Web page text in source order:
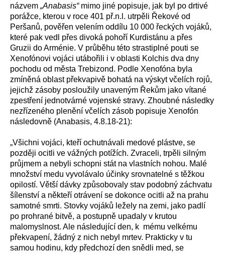
názvem „Anabasis“ mimo jiné popisuje, jak byl po drtivé
porážce, kterou v roce 401 př.n.l. utrpěli Řekové od
Peršanů, pověřen velením oddílu 10 000 řeckých vojáků,
které pak vedl přes divoká pohoří Kurdistánu a přes
Gruzii do Arménie. V průběhu této strastiplné pouti se
Xenofónovi vojáci utábořili i v oblasti Kolchis dva dny
pochodu od města Trebizond. Podle Xenofóna byla
zmíněná oblast překvapivě bohatá na výskyt včelích rojů,
jejichž zásoby posloužily unaveným Řekům jako vítané
zpestření jednotvárné vojenské stravy. Zhoubné následky
nezřízeného plenění včelích zásob popisuje Xenofón
následovně (Anabasis, 4.8.18-21):
„Všichni vojáci, kteří ochutnávali medové plástve, se
později ocitli ve vážných potížích. Zvraceli, trpěli silným
průjmem a nebyli schopni stát na vlastních nohou. Malé
množství medu vyvolávalo účinky srovnatelné s těžkou
opilostí. Větší dávky způsobovaly stav podobný záchvatu
šílenství a někteří otrávení se dokonce ocitli až na prahu
samotné smrti. Stovky vojáků ležely na zemi, jako padlí
po prohrané bitvě, a postupně upadaly v krutou
malomyslnost. Ale následující den, k mému velkému
překvapení, žádný z nich nebyl mrtev. Prakticky v tu
samou hodinu, kdy předchozí den snědli med, se